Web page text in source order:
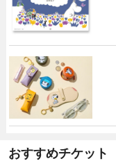
おすすめチケット